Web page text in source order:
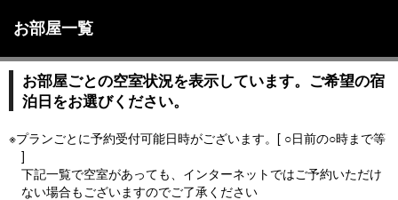
お部屋一覧
お部屋ごとの空室状況を表示しています。ご希望の宿
泊日をお選びください。
※プランごとに予約受付可能日時がございます。[ ○日前の○時まで等
]
下記一覧で空室があっても、インターネットではご予約いただけ
ない場合もございますのでご了承ください